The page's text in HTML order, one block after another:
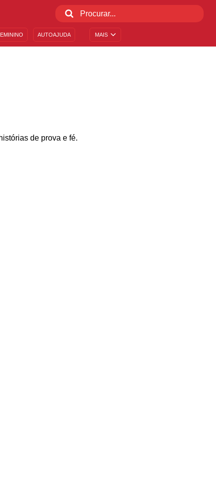
MAIS
AUTOAJUDA
de prova e fé.